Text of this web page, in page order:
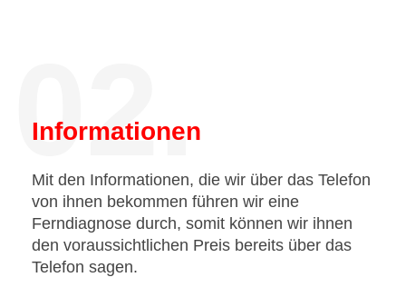
02.
Informationen
Mit den Informationen, die wir über das Telefon
von ihnen bekommen führen wir eine
Ferndiagnose durch, somit können wir ihnen
den voraussichtlichen Preis bereits über das
Telefon sagen.